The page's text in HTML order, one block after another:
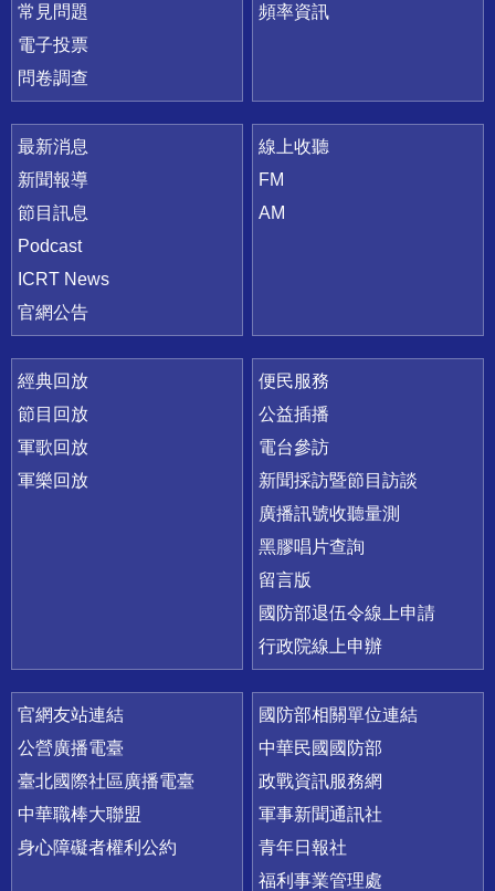
常見問題
電子投票
問卷調查
頻率資訊
最新消息
新聞報導
節目訊息
Podcast
ICRT News
官網公告
線上收聽
FM
AM
經典回放
節目回放
軍歌回放
軍樂回放
便民服務
公益插播
電台參訪
新聞採訪暨節目訪談
廣播訊號收聽量測
黑膠唱片查詢
留言版
國防部退伍令線上申請
行政院線上申辦
官網友站連結
公營廣播電臺
臺北國際社區廣播電臺
中華職棒大聯盟
身心障礙者權利公約
國防部相關單位連結
中華民國國防部
政戰資訊服務網
軍事新聞通訊社
青年日報社
福利事業管理處